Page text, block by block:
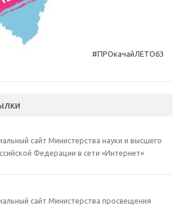
#ПРОкачайЛЕТО63
сайт Министерства науки и высшего
Федерации в сети «Интернет»
сайт Министерства просвещения